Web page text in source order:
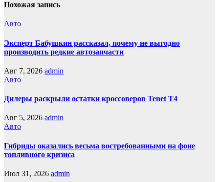
Похожая запись
Авто
Эксперт Бабушкин рассказал, почему не выгодно
производить редкие автозапчасти
Авг 7, 2026 admin
Авто
Дилеры раскрыли остатки кроссоверов Tenet T4
Авг 5, 2026 admin
Авто
Гибриды оказались весьма востребованными на фоне
топливного кризиса
Июл 31, 2026 admin